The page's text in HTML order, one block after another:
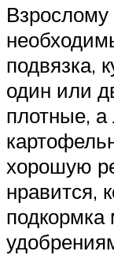
подвязка,
один или
плотные,
хорошую
нравится,